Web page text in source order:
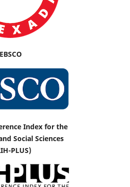
EBSCO
Index for the
Social Sciences
PLUS)